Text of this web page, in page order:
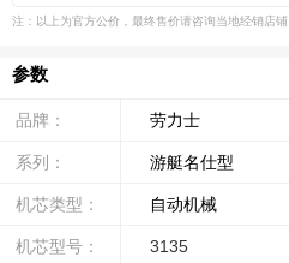
注：以上为官方公价，最终售价请咨询当地经销店铺
参数
品牌： 劳力士
系列： 游艇名仕型
机芯类型： 自动机械
机芯型号： 3135